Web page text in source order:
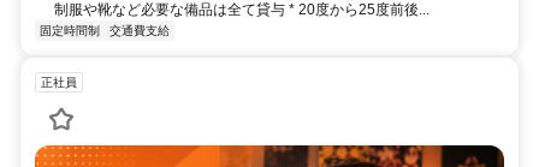
制服や靴など必要な備品は全て貸与 * 20度から25度前後...
固定時間制 交通費支給
正社員